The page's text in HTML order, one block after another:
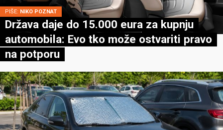
PIŠE: NIKO POZNAT
Država daje do 15.000 eura za kupnju
automobila: Evo tko može ostvariti pravo
na potporu